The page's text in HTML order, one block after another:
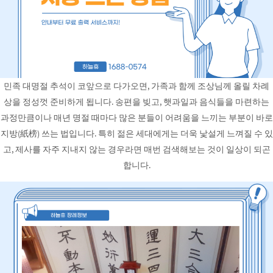
민족 대명절 추석이 코앞으로 다가오면, 가족과 함께 조상님께 올릴 차례
상을 정성껏 준비하게 됩니다. 송편을 빚고, 햇과일과 음식들을 마련하는
과정만큼이나 매년 명절 때마다 많은 분들이 어려움을 느끼는 부분이 바로
지방(紙榜) 쓰는 법입니다. 특히 젊은 세대에게는 더욱 낯설게 느껴질 수 있
고, 제사를 자주 지내지 않는 경우라면 매번 검색해보는 것이 일상이 되곤
합니다.